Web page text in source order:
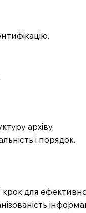
архіву.
і порядок.
для